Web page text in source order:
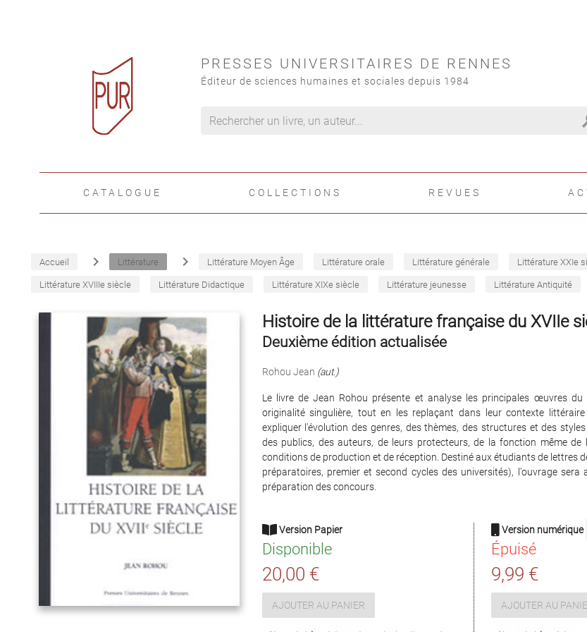
PRESSES UNIVERSITAIRES DE RENNES
Éditeur de sciences humaines et sociales depuis 1984
CATALOGUE COLLECTIONS REVUES
Accueil navigate_next Littérature navigate_next Littérature Moyen Âge Littérature orale Littérature générale Littérature XXIe
Littérature XVIIIe siècle Littérature Didactique Littérature XIXe siècle Littérature jeunesse Littérature Antiquité
Histoire de la littérature française du XVIIe
Deuxième édition actualisée
Rohou Jean (aut.)
Le livre de Jean Rohou présente et analyse les principales œuvres du
originalité singulière, tout en les replaçant dans leur contexte
expliquer l'évolution des genres, des thèmes, des structures et des
des publics, des auteurs, de leurs protecteurs, de la fonction même
conditions de production et de réception. Destiné aux étudiants de lettres
préparatoires, premier et second cycles des universités), l'ouvrage sera
préparation des concours.
Version Papier
Disponible
20,00 €
AJOUTER AU PANIER
Version numérique
Épuisé
9,99 €
AJOUTER AU